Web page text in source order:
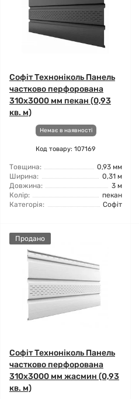
Софіт Техноніколь Панель
частково перфорована
310х3000 мм пекан (0,93
кв. м)
Немає в наявності
Код товару: 107169
Товщина:
0,93 мм
Ширина:
0,31 м
Довжина:
3 м
Колір:
пекан
Категорія:
Софіт
Продано
Софіт Техноніколь Панель
частково перфорована
310х3000 мм жасмин (0,93
кв. м)